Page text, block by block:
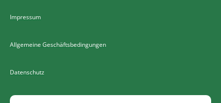
Impressum
Allgemeine Geschäftsbedingungen
Datenschutz